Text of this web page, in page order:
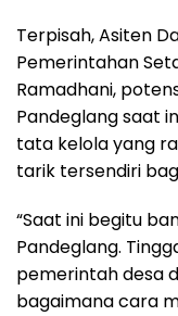
Terpisah, Asiten
Pemerintahan
Ramadhani,
Pandeglang saat
tata kelola yang
tarik tersendiri
“Saat ini begitu
Pandeglang.
pemerintah desa
bagaimana cara